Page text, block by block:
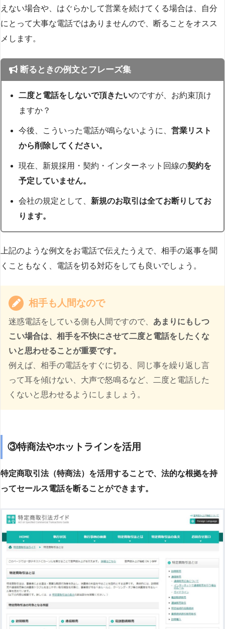
えない場合や、はぐらかして営業を続けてくる場合は、自分
にとって大事な電話ではありませんので、断ることをオスス
メします。
断るときの例文とフレーズ集
二度と電話をしないで頂きたいのですが、お約束頂け
ますか？
今後、こういった電話が鳴らないように、営業リスト
から削除してください。
現在、新規採用・契約・インターネット回線の契約を
予定していません。
会社の規定として、 新規のお取引は全てお断りしてお
ります。
上記のような例文をお電話で伝えたうえで、相手の返事を聞
くこともなく、電話を切る対応をしても良いでしょう。
相手も人間なので
迷惑電話をしている側も人間ですので、 あまりにもしつ
こい場合は、相手を不快にさせて二度と電話をしたくな
いと思わせることが重要です。
例えば、相手の電話をすぐに切る、同じ事を繰り返し言
って耳を傾けない、大声で怒鳴るなど、二度と電話した
くないと思わせるようにしましょう。
③特商法やホットラインを活用
特定商取引法（特商法）を活用することで、法的な根拠を持
ってセールス電話を断ることができます。